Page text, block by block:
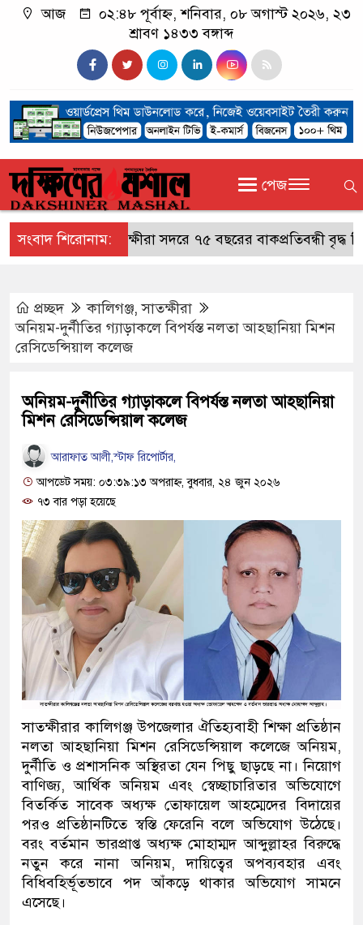
আজ
০২:৪৮ পূর্বাহ্ন, শনিবার, ০৮ অগাস্ট ২০২৬, ২৩
শ্রাবণ ১৪৩৩ বঙ্গাব্দ
পেজ
সংবাদ শিরোনাম:সাতক্ষীরা সদরে ৭৫ বছরের বাকপ্রতিবন্ধী বৃদ্ধ
প্রচ্ছদ কালিগঞ্জ,সাতক্ষীরা
অনিয়ম-দুর্নীতির গ্যাড়াকলে বিপর্যস্ত নলতা আহছানিয়া মিশন
রেসিডেন্সিয়াল কলেজ
অনিয়ম-দুর্নীতির গ্যাড়াকলে বিপর্যস্ত নলতা আহছানিয়া
মিশন রেসিডেন্সিয়াল কলেজ
আরাফাত আলী,স্টাফ রিপোর্টার,
আপডেট সময়: ০৩:৩৯:১৩ অপরাহ্ন, বুধবার, ২৪ জুন ২০২৬
৭৩ বার পড়া হয়েছে
সাতক্ষীরার কালিগঞ্জ উপজেলার ঐতিহ্যবাহী শিক্ষা প্রতিষ্ঠান
নলতা আহছানিয়া মিশন রেসিডেন্সিয়াল কলেজে অনিয়ম,
দুর্নীতি ও প্রশাসনিক অস্থিরতা যেন পিছু ছাড়ছে না। নিয়োগ
বাণিজ্য, আর্থিক অনিয়ম এবং স্বেচ্ছাচারিতার অভিযোগে
বিতর্কিত সাবেক অধ্যক্ষ তোফায়েল আহম্মেদের বিদায়ের
পরও প্রতিষ্ঠানটিতে স্বস্তি ফেরেনি বলে অভিযোগ উঠেছে।
বরং বর্তমান ভারপ্রাপ্ত অধ্যক্ষ মোহাম্মদ আব্দুল্লাহর বিরুদ্ধে
নতুন করে নানা অনিয়ম, দায়িত্বের অপব্যবহার এবং
বিধিবহির্ভূতভাবে পদ আঁকড়ে থাকার অভিযোগ সামনে
এসেছে।